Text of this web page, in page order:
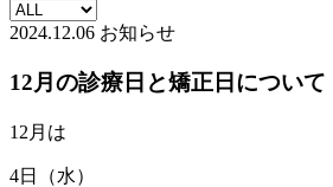
2024.12.06 お知らせ
12月の診療日と矯正日について
12月は
4日（水）